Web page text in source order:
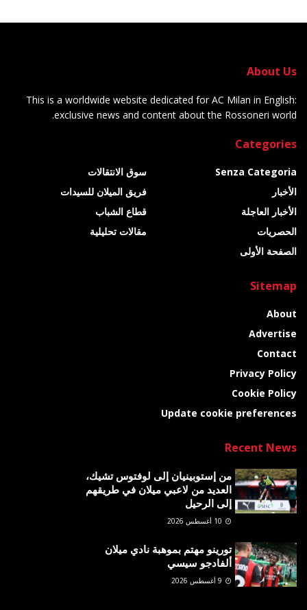
About Us
This is a worldwide website dedicated for AC Milan in English:
exclusive news and content about the Rossoneri world.
Categories
Senza Categoria
الأخبار
الأخبار العاجلة
الحصريات
الصفحة الأولى
سوق الانتقالات
فريق الميلان للسيدات
قطاع الشباب
مقالات تحليلية
Sitemap
About
Advertise
Contact
Privacy Policy
Cookie Policy
Update cookie preferences
Recent News
من إستوبينيان إلى لوفتوس تشيك،
العديد من لاعبي ميلان في طريقهم
إلى الرحيل
تورينو مهتم بموهبة نادي ميلان
ألفادجو سيسي